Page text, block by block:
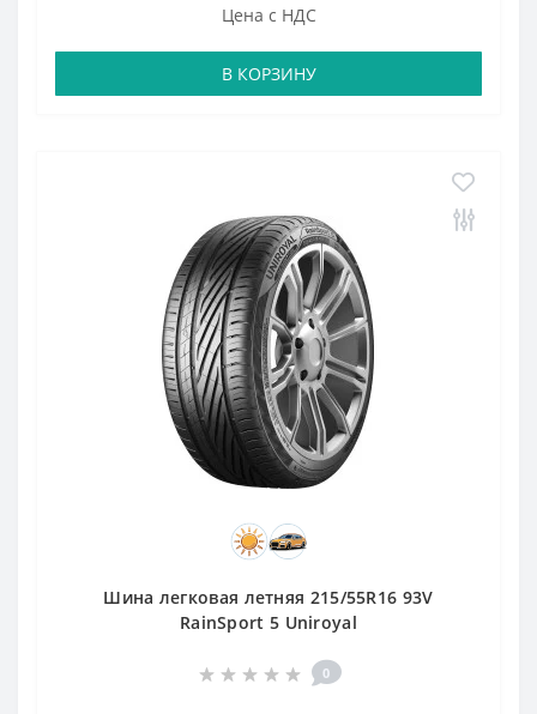
Цена с НДС
В КОРЗИНУ
Шина легковая летняя 215/55R16 93V
RainSport 5 Uniroyal
0